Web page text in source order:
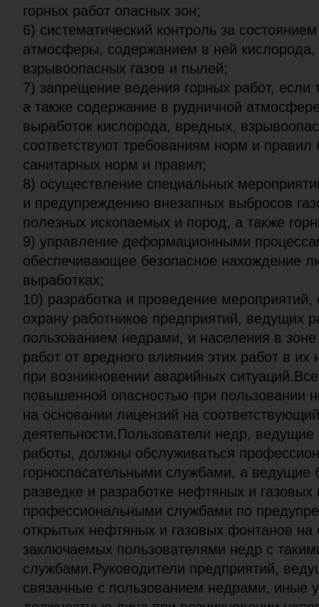
горных работ опасных зон;
6) систематический контроль за
атмосферы, содержанием в ней
взрывоопасных газов и пылей;
7) запрещение ведения горных работ, если
а также содержание в рудничной
выработок кислорода, вредных,
соответствуют требованиям норм и правил
санитарных норм и правил;
8) осуществление специальных
и предупреждению внезапных выбросов
полезных ископаемых и пород, а также
9) управление деформационными
обеспечивающее безопасное нахождение
выработках;
10) разработка и проведение
охрану работников предприятий, ведущих
пользованием недрами, и населения в
работ от вредного влияния этих работ в
при возникновении аварийных
повышенной опасностью при пользовании
на основании лицензий на
деятельности.Пользователи недр,
работы, должны обслуживаться
горноспасательными службами, а ведущие
разведке и разработке нефтяных и
профессиональными службами по
открытых нефтяных и газовых фонтанов на
заключаемых пользователями недр с
службами.Руководители предприятий,
связанные с пользованием недрами, иные